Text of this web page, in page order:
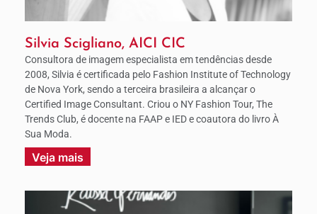
Silvia Scigliano, AICI CIC
Consultora de imagem especialista em tendências desde
2008, Silvia é certificada pelo Fashion Institute of Technology
de Nova York, sendo a terceira brasileira a alcançar o
Certified Image Consultant. Criou o NY Fashion Tour, The
Trends Club, é docente na FAAP e IED e coautora do livro À
Sua Moda.
Veja mais